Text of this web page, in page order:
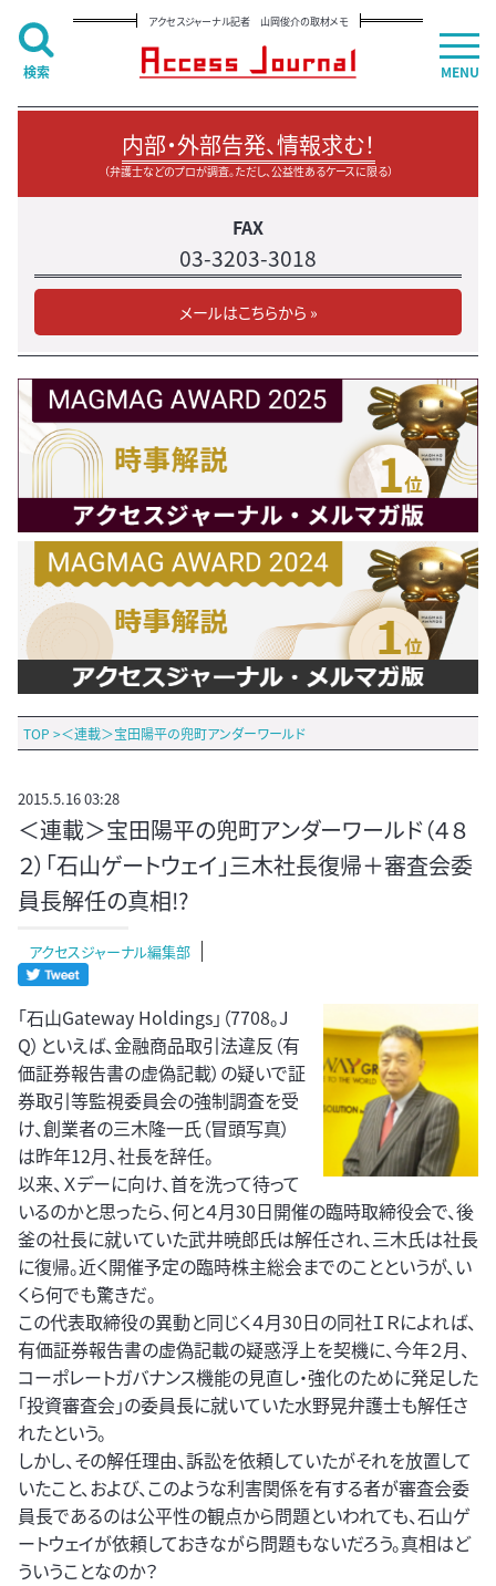
アクセスジャーナル記者 山岡俊介の取材メモ
内部・外部告発、情報求む！
（弁護士などのプロが調査。ただし、公益性あるケースに限る）
FAX
03-3203-3018
メールはこちらから »
TOP >＜連載＞宝田陽平の兜町アンダーワールド
2015.5.16 03:28
＜連載＞宝田陽平の兜町アンダーワールド（４８
２）「石山ゲートウェイ」三木社長復帰＋審査会委
員長解任の真相!?
アクセスジャーナル編集部
「石山Gateway Holdings」（7708。J
Q）といえば、金融商品取引法違反（有
価証券報告書の虚偽記載）の疑いで証
券取引等監視委員会の強制調査を受
け、創業者の三木隆一氏（冒頭写真）
は昨年12月、社長を辞任。
以来、Ｘデーに向け、首を洗って待って
いるのかと思ったら、何と４月30日開催の臨時取締役会で、後
釜の社長に就いていた武井暁郎氏は解任され、三木氏は社長
に復帰。近く開催予定の臨時株主総会までのことというが、い
くら何でも驚きだ。
この代表取締役の異動と同じく４月30日の同社ＩＲによれば、
有価証券報告書の虚偽記載の疑惑浮上を契機に、今年２月、
コーポレートガバナンス機能の見直し・強化のために発足した
「投資審査会」の委員長に就いていた水野晃弁護士も解任さ
れたという。
しかし、その解任理由、訴訟を依頼していたがそれを放置して
いたこと、および、このような利害関係を有する者が審査会委
員長であるのは公平性の観点から問題といわれても、石山ゲ
ートウェイが依頼しておきながら問題もないだろう。真相はど
ういうことなのか？
MENU
検索